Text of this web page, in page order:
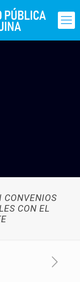
CONVENIOS
CON EL